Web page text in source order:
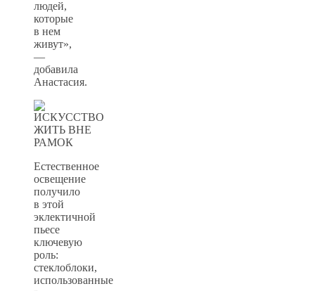
людей,
которые
в нем
живут»,
—
добавила
Анастасия.
Естественное
освещение
получило
в этой
эклектичной
пьесе
ключевую
роль:
стеклоблоки,
использованные